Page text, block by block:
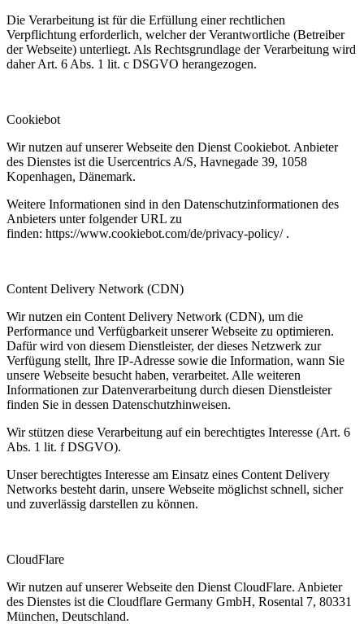
Die Verarbeitung ist für die Erfüllung einer rechtlichen
Verpflichtung erforderlich, welcher der Verantwortliche (Betreiber
der Webseite) unterliegt. Als Rechtsgrundlage der Verarbeitung wird
daher Art. 6 Abs. 1 lit. c DSGVO herangezogen.
Cookiebot
Wir nutzen auf unserer Webseite den Dienst Cookiebot. Anbieter
des Dienstes ist die Usercentrics A/S, Havnegade 39, 1058
Kopenhagen, Dänemark.
Weitere Informationen sind in den Datenschutzinformationen des
Anbieters unter folgender URL zu
finden: https://www.cookiebot.com/de/privacy-policy/.
Content Delivery Network (CDN)
Wir nutzen ein Content Delivery Network (CDN), um die
Performance und Verfügbarkeit unserer Webseite zu optimieren.
Dafür wird von diesem Dienstleister, der dieses Netzwerk zur
Verfügung stellt, Ihre IP-Adresse sowie die Information, wann Sie
unsere Webseite besucht haben, verarbeitet. Alle weiteren
Informationen zur Datenverarbeitung durch diesen Dienstleister
finden Sie in dessen Datenschutzhinweisen.
Wir stützen diese Verarbeitung auf ein berechtigtes Interesse (Art. 6
Abs. 1 lit. f DSGVO).
Unser berechtigtes Interesse am Einsatz eines Content Delivery
Networks besteht darin, unsere Webseite möglichst schnell, sicher
und zuverlässig darstellen zu können.
CloudFlare
Wir nutzen auf unserer Webseite den Dienst CloudFlare. Anbieter
des Dienstes ist die Cloudflare Germany GmbH, Rosental 7, 80331
München, Deutschland.